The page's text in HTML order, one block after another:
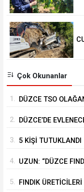
Çok Okunanlar
1. DÜZCE TSO
2. DÜZCE’DE
3. 5 KİŞİ TUTUKLANDI
4. UZUN: “DÜZCE
5. FINDIK